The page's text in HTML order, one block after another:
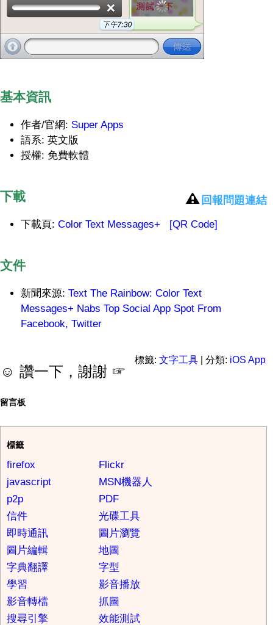
基本資訊
作者/官網: Super Apps
語系: 英文版
授權: 免費軟體
回報問題連結
下載
下載頁:Color Text Messages+ [QR Code]
文件
新聞來源:Text The Rainbow: Color Text
Messages+ Nabs Top Social App Spot From
Facebook, Twitter
☺ 讚一下，謝謝 ☞
標籤: 文字工具 | 分類: iOS App
留言板
標籤
firefox
Flickr
javascript
MSN機器人
p2p
PDF
信件
光碟工具
即時通訊
圖片瀏覽
圖片編輯
地圖
字典翻譯
字型
學習
影音播放
影音轉檔
抓圖
搜尋引擎
效能測試